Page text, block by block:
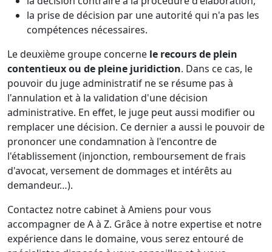
la prise de décision par une autorité qui n'a pas les
compétences nécessaires.
Le deuxième groupe concerne le recours de plein
contentieux ou de pleine juridiction. Dans ce cas, le
pouvoir du juge administratif ne se résume pas à
l'annulation et à la validation d'une décision
administrative. En effet, le juge peut aussi modifier ou
remplacer une décision. Ce dernier a aussi le pouvoir de
prononcer une condamnation à l'encontre de
l'établissement (injonction, remboursement de frais
d'avocat, versement de dommages et intérêts au
demandeur…).
Contactez notre cabinet à Amiens pour vous
accompagner de A à Z. Grâce à notre expertise et notre
expérience dans le domaine, vous serez entouré de